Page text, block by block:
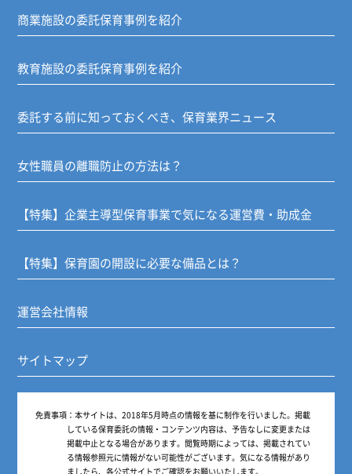
商業施設の委託保育事例を紹介
教育施設の委託保育事例を紹介
委託する前に知っておくべき、保育業界ニュース
女性職員の離職防止の方法は？
【特集】企業主導型保育事業で気になる運営費・助成金
【特集】保育園の開設に必要な備品とは？
運営会社情報
サイトマップ
免責事項： 本サイトは、2018年5月時点の情報を基に制作を行いました。掲載
している保育委託の情報・コンテンツ内容は、予告なしに変更または
掲載中止となる場合があります。閲覧時期によっては、掲載されてい
る情報参照元に情報がない可能性がございます。気になる情報があり
ましたら、各公式サイトでご確認をお願いいたします。